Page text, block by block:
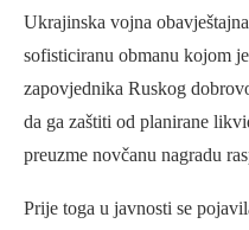
Ukrajinska vojna
sofisticiranu obmanu kojom
zapovjednika Ruskog
da ga zaštiti od planirane
preuzme novčanu nagradu
Prije toga u javnosti se